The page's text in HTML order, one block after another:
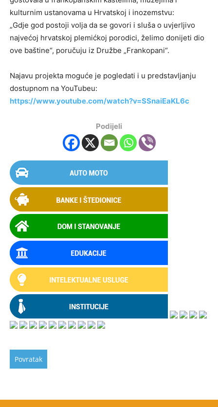
kulturnim ustanovama u Hrvatskoj i inozemstvu:
„Gdje god postoji volja da se govori i sluša o uvjerljivo
najvećoj hrvatskoj plemićkoj porodici, želimo donijeti dio
ove baštine“, poručuju iz Družbe „Frankopani“.
Najavu projekta moguće je pogledati i u predstavljanju
dostupnom na YouTubeu:
https://www.youtube.com/watch?v=SSnaiEaKL6c
Podijeli